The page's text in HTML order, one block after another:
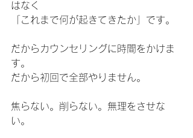
はなく
「これまで何が起きてきたか」です。
だからカウンセリングに時間をかけま
す。
だから初回で全部やりません。
焦らない。削らない。無理をさせな
い。